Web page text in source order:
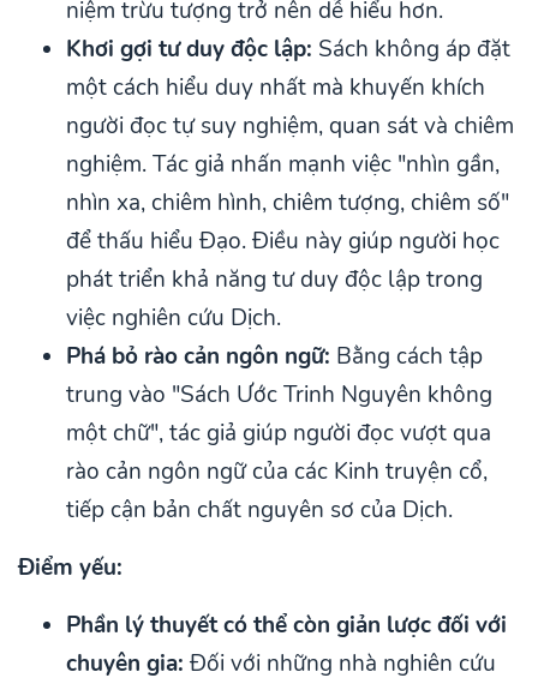
niệm trừu tượng trở nên dễ hiểu hơn.
Khơi gợi tư duy độc lập: Sách không áp đặt
một cách hiểu duy nhất mà khuyến khích
người đọc tự suy nghiệm, quan sát và chiêm
nghiệm. Tác giả nhấn mạnh việc "nhìn gần,
nhìn xa, chiêm hình, chiêm tượng, chiêm số"
để thấu hiểu Đạo. Điều này giúp người học
phát triển khả năng tư duy độc lập trong
việc nghiên cứu Dịch.
Phá bỏ rào cản ngôn ngữ: Bằng cách tập
trung vào "Sách Ước Trinh Nguyên không
một chữ", tác giả giúp người đọc vượt qua
rào cản ngôn ngữ của các Kinh truyện cổ,
tiếp cận bản chất nguyên sơ của Dịch.
Điểm yếu:
Phần lý thuyết có thể còn giản lược đối với
chuyên gia: Đối với những nhà nghiên cứu